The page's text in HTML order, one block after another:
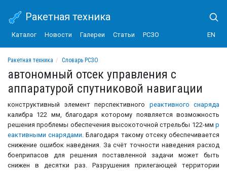
Ракетная техника
Каталог Новости Галереи Статьи РСЗО EN
Ракетная техника
Словарь РСЗО
автономный отсек управления с аппаратурой спутниковой навигации
автономный отсек управления с
аппаратурой спутниковой навигации
конструктивный элемент перспективного реактивного снаряда
калибра 122 мм, благодаря которому появляется возможность
решения проблемы обеспечения высокоточной стрельбы 122-мм р
еактивными снарядами. Благодаря такому отсеку обеспечивается
снижение ошибок наведения. За счёт точности наведения расход
боеприпасов для решения поставленной задачи может быть
снижен в десятки раз. Разрушения прилегающей территории